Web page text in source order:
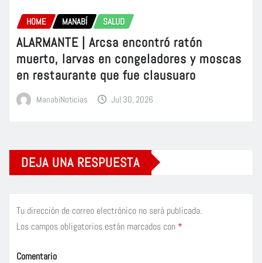
HOME MANABÍ SALUD
ALARMANTE | Arcsa encontró ratón
muerto, larvas en congeladores y moscas
en restaurante que fue clausuaro
ManabiNoticias Jul 30, 2026
DEJA UNA RESPUESTA
Tu dirección de correo electrónico no será publicada.
Los campos obligatorios están marcados con *
Comentario